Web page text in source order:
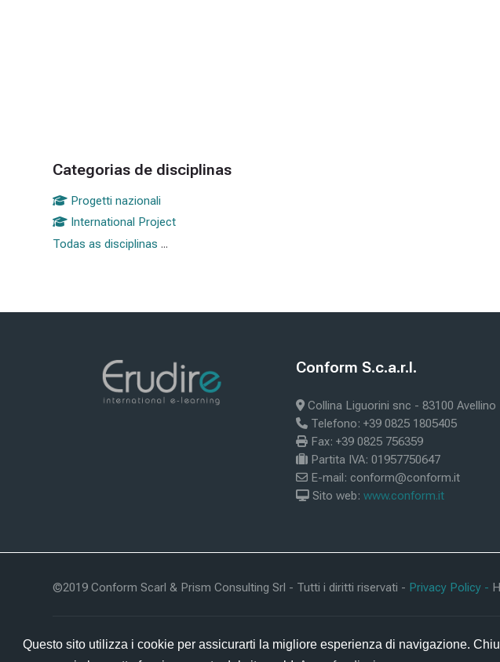
Questo sito utilizza i cookie per assicurarti la migliore esperienza di navigazione.
Blocos
Ignorar Categorias de disciplinas
Categorias de disciplinas
Progetti nazionali
International Project
Todas as disciplinas ...
Blocos Blocos
Ignorar Conform S.c.a.r.l.
Conform S.c.a.r.l.
Collina Liguorini snc - 83100 Avellino
Telefono: +39 0825 1805405
Fax: +39 0825 756359
Partita IVA: 01957750647
E-mail: conform@conform.it
Sito web: www.conform.it
©2019 Conform Scarl & Prism Consulting Srl - Tutti i diritti riservati - Privacy Policy -
Resumo da retenção de dados
Obter a Aplicação móvel